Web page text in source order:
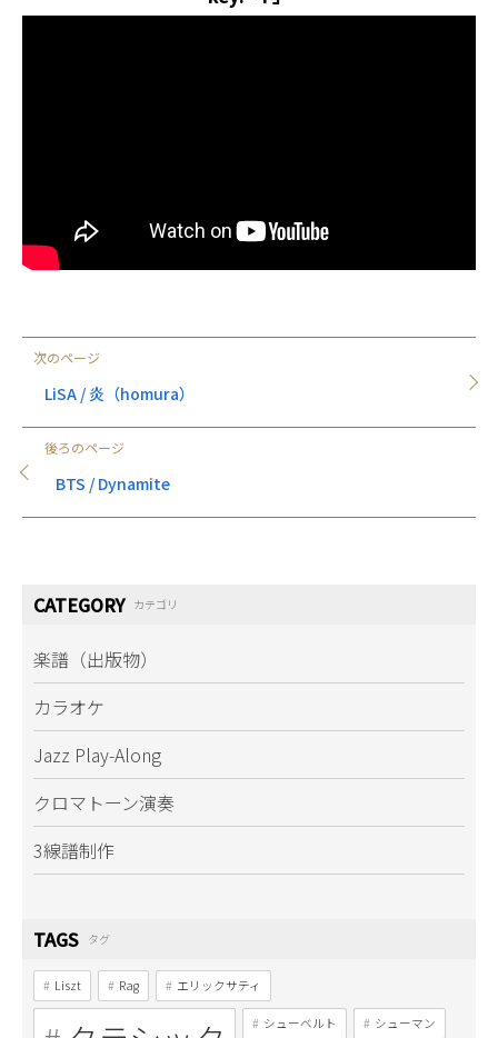
後ろのページ
BTS / Dynamite
次のページ
LiSA / 炎（homura）
CATEGORY カテゴリ
楽譜（出版物）
カラオケ
Jazz Play-Along
クロマトーン演奏
3線譜制作
TAGS タグ
Liszt Rag エリックサティ
シューベルト シューマン